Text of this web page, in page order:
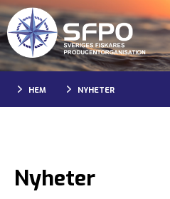
HEM NYHETER
Nyheter